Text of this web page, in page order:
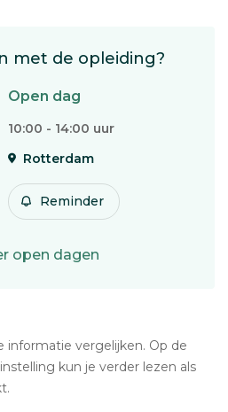
met de opleiding?
Open dag
10:00 - 14:00 uur
Rotterdam
Reminder
open dagen
informatie vergelijken. Op de
kun je verder lezen als